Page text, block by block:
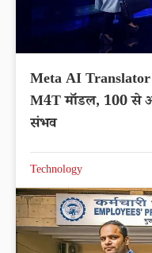
Meta AI
M4T मॉडल, 100 से
संभव
Technology